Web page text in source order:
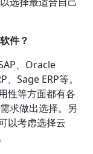
件？
、Oracle
Sage ERP等。
性等方面都有各
求做出选择。另
以考虑选择云